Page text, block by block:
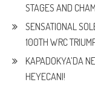
STAGES AND
SENSATIONAL
100TH WRC
KAPADOKYA’DA
HEYECANI!